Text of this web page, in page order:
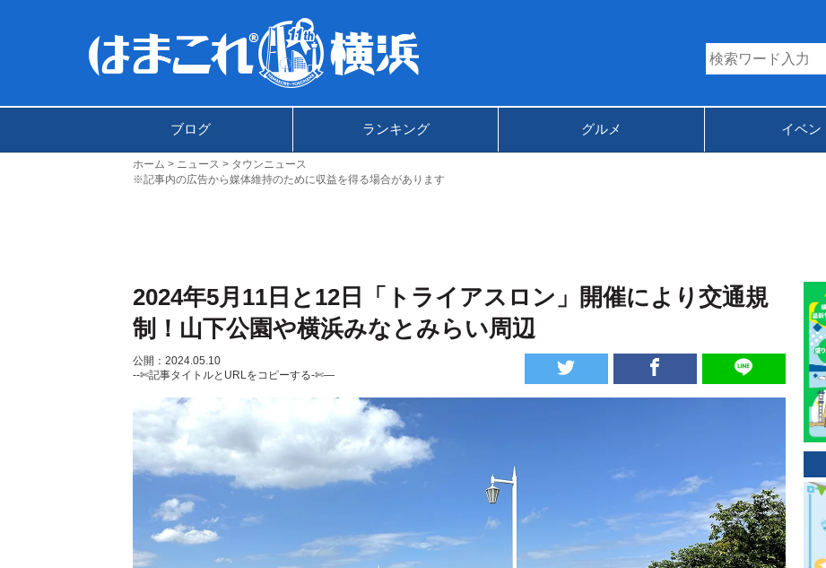
ブログ ランキング グルメ イベン
ホーム ニュース
タウンニュース
※記事内の広告から媒体維持のために収益を得る場合があります
2024年5月11日と12日「トライアスロン」開催により交通規
制！山下公園や横浜みなとみらい周辺
公開：2024.05.10
--✄記事タイトルとURLをコピーする-✄—